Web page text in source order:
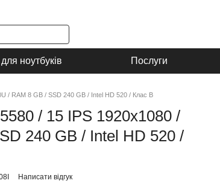
ноутбуків Послуги
/ RAM 8 GB / SSD 240 GB / Intel HD 520 / Клас B
/ 15 IPS 1920x1080 /
240 GB / Intel HD 520 /
Написати відгук